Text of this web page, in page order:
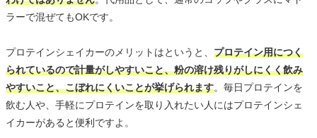
ラーで混ぜてもOKです。
プロテインシェイカーのメリットはというと、 プロテイン用につく
られているので計量がしやすいこと、粉の溶け残りがしにくく飲み
やすいこと、こぼれにくいことが挙げられます。毎日プロテインを
飲む人や、手軽にプロテインを取り入れたい人にはプロテインシェ
イカーがあると便利ですよ。